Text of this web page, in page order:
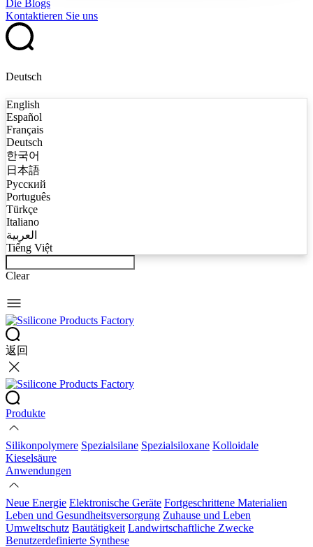
Die Blogs
Kontaktieren Sie uns
Deutsch
English
Español
Français
Deutsch
한국어
日本語
Русский
Português
Türkçe
Italiano
العربية
Tiếng Việt
Clear
返回
Produkte
Silikonpolymere Spezialsilane Spezialsiloxane Kolloidale
Kieselsäure
Anwendungen
Neue Energie Elektronische Geräte Fortgeschrittene Materialien
Leben und Gesundheitsversorgung Zuhause und Leben
Umweltschutz Bautätigkeit Landwirtschaftliche Zwecke
Benutzerdefinierte Synthese